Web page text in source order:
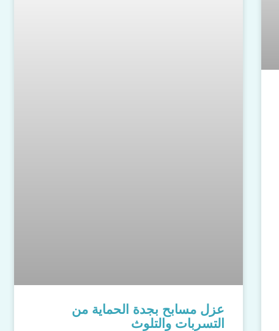
عزل مسابح بجدة الحماية من
التسربات والتلوث